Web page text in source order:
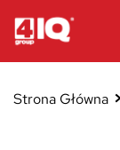
Strona Główna